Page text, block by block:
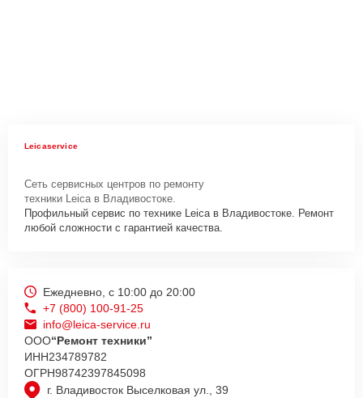
Leicaservice
Сеть сервисных центров по ремонту
техники Leica в Владивостоке.
Профильный сервис по технике Leica в Владивостоке. Ремонт
любой сложности с гарантией качества.
г. Владивосток Выселковая ул., 39
Ежедневно, с 10:00 до 20:00
+7 (800) 100-91-25
info@leica-service.ru
ООО“Ремонт техники”
ИНН234789782
ОГРН98742397845098